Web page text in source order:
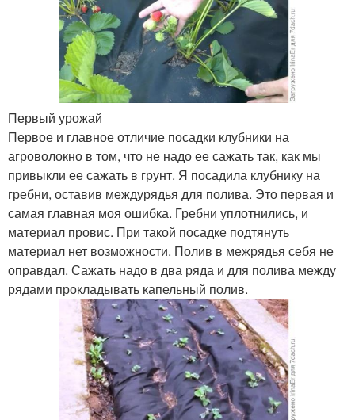
Первый урожай
Первое и главное отличие посадки клубники на
агроволокно в том, что не надо ее сажать так, как мы
привыкли ее сажать в грунт. Я посадила клубнику на
гребни, оставив междурядья для полива. Это первая и
самая главная моя ошибка. Гребни уплотнились, и
материал провис. При такой посадке подтянуть
материал нет возможности. Полив в межрядья себя не
оправдал. Сажать надо в два ряда и для полива между
рядами прокладывать капельный полив.